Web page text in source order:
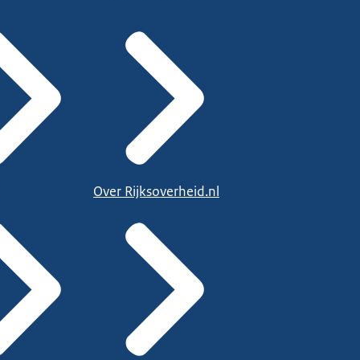
Over Rijksoverheid.nl